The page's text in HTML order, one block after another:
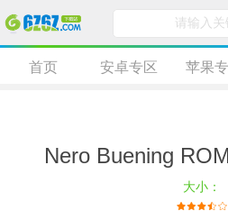
首页 安卓专区 苹果
Nero Buening
大小：